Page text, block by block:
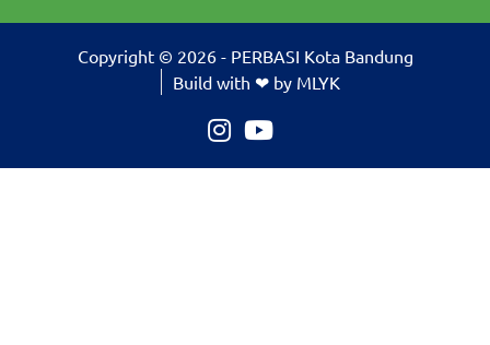
Copyright © 2026 - PERBASI Kota Bandung
Build with ❤ by MLYK